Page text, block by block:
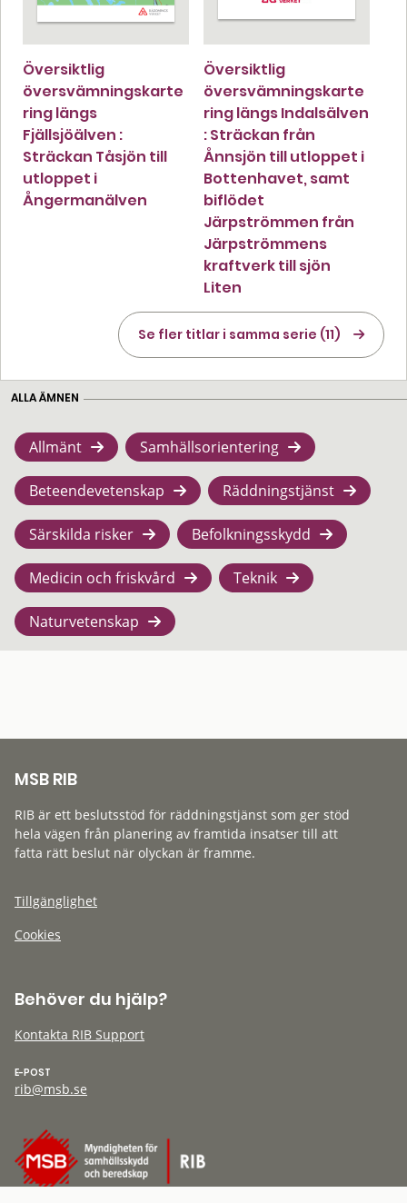
Översiktlig
översvämningskarte
ring längs
Fjällsjöälven :
Sträckan Tåsjön till
utloppet i
Ångermanälven
Översiktlig
översvämningskarte
ring längs Indalsälven
: Sträckan från
Ånnsjön till utloppet i
Bottenhavet, samt
biflödet
Järpströmmen från
Järpströmmens
kraftverk till sjön
Liten
Se fler titlar i samma serie (11)
ALLA ÄMNEN
Allmänt Samhällsorientering
Beteendevetenskap Räddningstjänst
Särskilda risker Befolkningsskydd
Medicin och friskvård Teknik
Naturvetenskap
MSB RIB
RIB är ett beslutsstöd för räddningstjänst som ger stöd
hela vägen från planering av framtida insatser till att
fatta rätt beslut när olyckan är framme.
Tillgänglighet
Cookies
Behöver du hjälp?
Kontakta RIB Support
E-POST
rib@msb.se